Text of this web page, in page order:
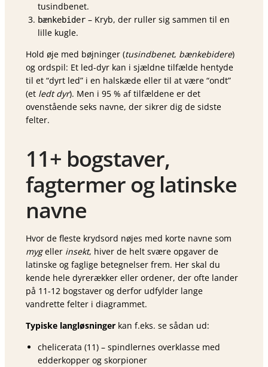
tusindbenet.
bænkebider – Kryb, der ruller sig sammen til en
lille kugle.
Hold øje med bøjninger (tusindbenet, bænkebidere)
og ordspil: Et led-dyr kan i sjældne tilfælde hentyde
til et “dyrt led” i en halskæde eller til at være “ondt”
(et ledt dyr). Men i 95 % af tilfældene er det
ovenstående seks navne, der sikrer dig de sidste
felter.
11+ bogstaver,
fagtermer og latinske
navne
Hvor de fleste krydsord nøjes med korte navne som
mygeller insekt, hiver de helt svære opgaver de
latinske og faglige betegnelser frem. Her skal du
kende hele dyrerækker eller ordener, der ofte lander
på 11-12 bogstaver og derfor udfylder lange
vandrette felter i diagrammet.
Typiske lang­løsnin­ger kan f.eks. se sådan ud:
chelicerata (11) – spindlernes overklasse med
edderkopper og skorpioner